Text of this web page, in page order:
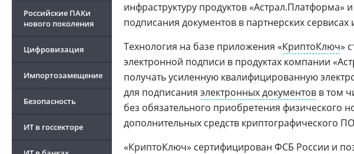
Российские ПАКи
нового поколения
Цифровизация
Импортозамещение
Безопасность
ИТ в госсекторе
инфраструктуру продуктов «Астрал.Платформа»
подписания документов в партнерских
Технология на базе приложения «КриптоКлюч»
электронной подписи в продуктах компании
получать усиленную квалифицированную
для подписания электронных документов в том
без обязательного приобретения физического
дополнительных средств криптографического
«КриптоКлюч» сертифицирован ФСБ России и